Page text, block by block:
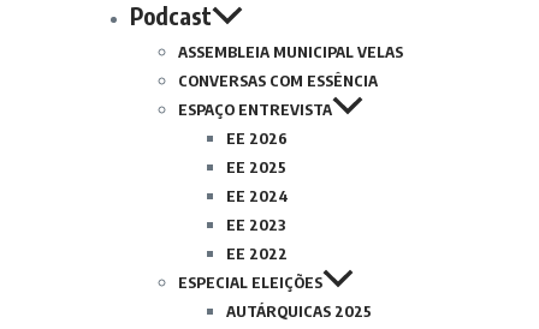
Podcast
ASSEMBLEIA MUNICIPAL VELAS
CONVERSAS COM ESSÊNCIA
ESPAÇO ENTREVISTA
EE 2026
EE 2025
EE 2024
EE 2023
EE 2022
ESPECIAL ELEIÇÕES
AUTÁRQUICAS 2025